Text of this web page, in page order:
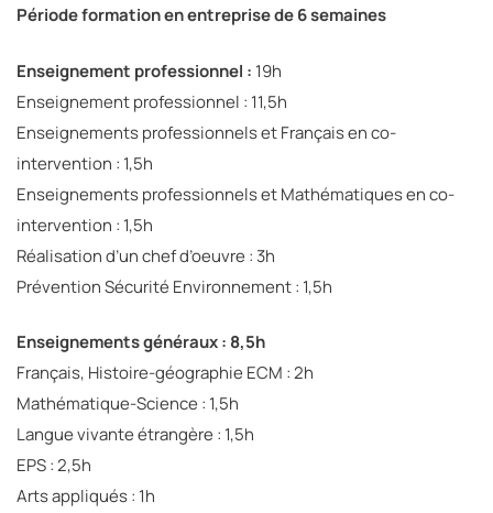
Période formation en entreprise de 6 semaines
Enseignement professionnel : 19h
Enseignement professionnel : 11,5h
Enseignements professionnels et Français en co-
intervention : 1,5h
Enseignements professionnels et Mathématiques en co-
intervention : 1,5h
Réalisation d’un chef d’oeuvre : 3h
Prévention Sécurité Environnement : 1,5h
Enseignements généraux : 8,5h
Français, Histoire-géographie ECM : 2h
Mathématique-Science : 1,5h
Langue vivante étrangère : 1,5h
EPS : 2,5h
Arts appliqués : 1h